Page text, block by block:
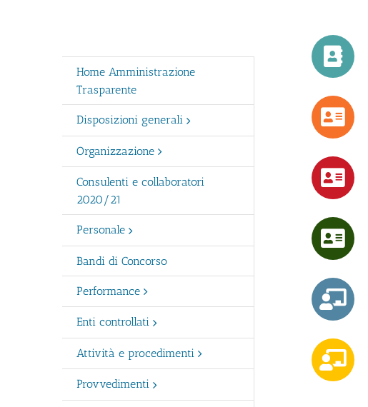
Home Amministrazione
Trasparente
Disposizioni generali
Organizzazione
Consulenti e collaboratori
2020/21
Personale
Bandi di Concorso
Performance
Enti controllati
Attività e procedimenti
Provvedimenti